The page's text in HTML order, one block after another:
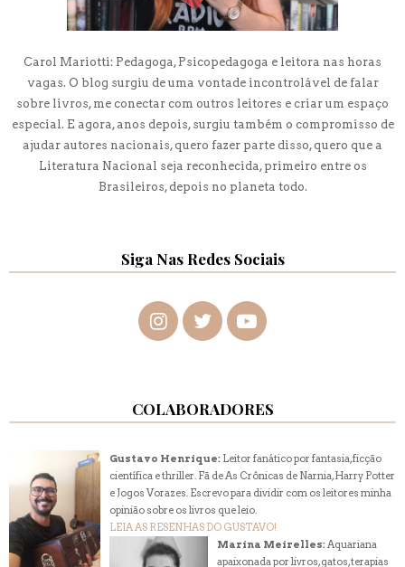
Carol Mariotti: Pedagoga, Psicopedagoga e leitora nas horas
vagas. O blog surgiu de uma vontade incontrolável de falar
sobre livros, me conectar com outros leitores e criar um espaço
especial. E agora, anos depois, surgiu também o compromisso de
ajudar autores nacionais, quero fazer parte disso, quero que a
Literatura Nacional seja reconhecida, primeiro entre os
Brasileiros, depois no planeta todo.
Siga Nas Redes Sociais
COLABORADORES
Gustavo Henrique: Leitor fanático por fantasia, ficção
científica e thriller. Fã de As Crônicas de Narnia, Harry Potter
e Jogos Vorazes. Escrevo para dividir com os leitores minha
opinião sobre os livros que leio.
LEIA AS RESENHAS DO GUSTAVO!
Marina Meirelles: Aquariana
apaixonada por livros, gatos, terapias